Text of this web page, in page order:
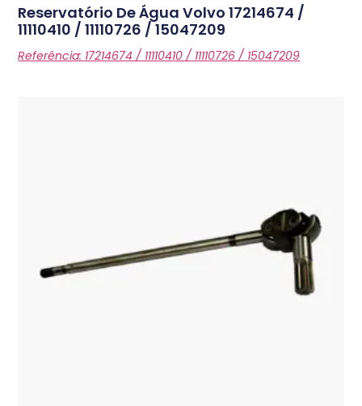
Reservatório De Água Volvo17214674 /
11110410 / 11110726 / 15047209
Referência: 17214674 / 11110410 / 11110726 / 15047209